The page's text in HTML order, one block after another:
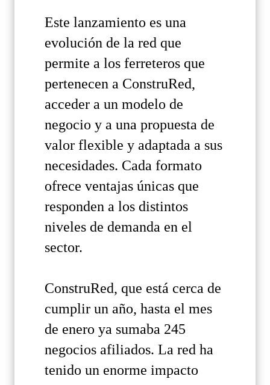
Este lanzamiento es una
evolución de la red que
permite a los ferreteros que
pertenecen a ConstruRed,
acceder a un modelo de
negocio y a una propuesta de
valor flexible y adaptada a sus
necesidades. Cada formato
ofrece ventajas únicas que
responden a los distintos
niveles de demanda en el
sector.
ConstruRed, que está cerca de
cumplir un año, hasta el mes
de enero ya sumaba 245
negocios afiliados. La red ha
tenido un enorme impacto